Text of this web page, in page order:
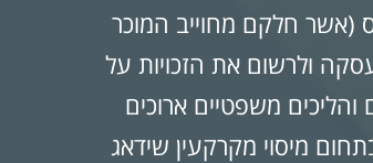
(אשר חלקם מחוייב המוכר
ולרשום את הזכויות על
משפטיים ארוכים
מיסוי מקרקעין שידאג